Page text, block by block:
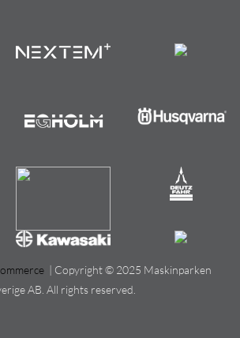
| Copyright © 2025 Maskinparken
AB. All rights reserved.